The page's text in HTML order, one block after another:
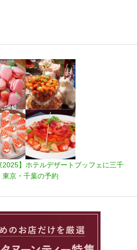
2025】ホテルデザートブッフェに三千
京・千葉の予約